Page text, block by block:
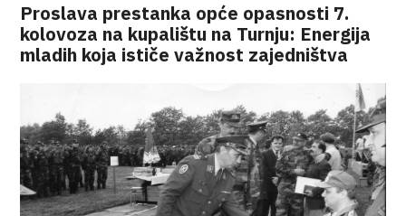
Proslava prestanka opće opasnosti 7.
kolovoza na kupalištu na Turnju: Energija
mladih koja ističe važnost zajedništva